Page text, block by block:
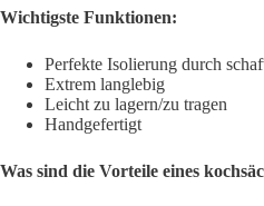
Wichtigste Funktionen:
Perfekte Isolierung durch
Extrem langlebig
Leicht zu lagern/zu tragen
Handgefertigt
Was sind die Vorteile eines